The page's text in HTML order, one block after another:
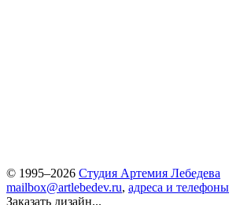
© 1995–2026 Студия Артемия Лебедева
mailbox@artlebedev.ru, адреса и телефоны
Заказать дизайн...